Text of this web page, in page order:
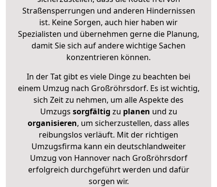
Straßensperrungen und anderen Hindernissen
ist. Keine Sorgen, auch hier haben wir
Spezialisten und übernehmen gerne die Planung,
damit Sie sich auf andere wichtige Sachen
konzentrieren können.
In der Tat gibt es viele Dinge zu beachten bei
einem Umzug nach Großröhrsdorf. Es ist wichtig,
sich Zeit zu nehmen, um alle Aspekte des
Umzugs sorgfältig zu planen und zu
organisieren, um sicherzustellen, dass alles
reibungslos verläuft. Mit der richtigen
Umzugsfirma kann ein deutschlandweiter
Umzug von Hannover nach Großröhrsdorf
erfolgreich durchgeführt werden und dafür
sorgen wir.